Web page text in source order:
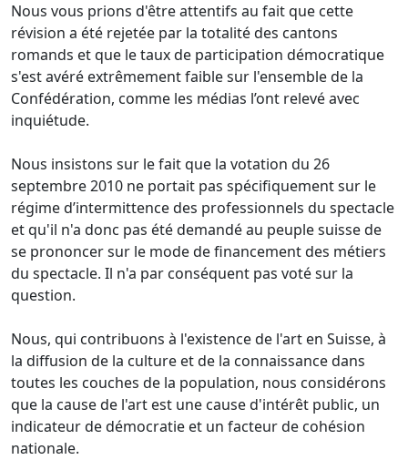
Nous vous prions d'être attentifs au fait que cette
révision a été rejetée par la totalité des cantons
romands et que le taux de participation démocratique
s'est avéré extrêmement faible sur l'ensemble de la
Confédération, comme les médias l’ont relevé avec
inquiétude.
Nous insistons sur le fait que la votation du 26
septembre 2010 ne portait pas spécifiquement sur le
régime d’intermittence des professionnels du spectacle
et qu'il n'a donc pas été demandé au peuple suisse de
se prononcer sur le mode de financement des métiers
du spectacle. Il n'a par conséquent pas voté sur la
question.
Nous, qui contribuons à l'existence de l'art en Suisse, à
la diffusion de la culture et de la connaissance dans
toutes les couches de la population, nous considérons
que la cause de l'art est une cause d'intérêt public, un
indicateur de démocratie et un facteur de cohésion
nationale.